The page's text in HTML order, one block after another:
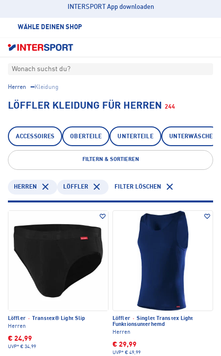
INTERSPORT App downloaden
WÄHLE DEINEN SHOP
Wonach suchst du?
Herren Kleidung
LÖFFLER KLEIDUNG FÜR HERREN 244
ACCESSOIRES OBERTEILE UNTERTEILE UNTERWÄSCHE
FILTERN & SORTIEREN
HERREN LÖFFLER FILTER LÖSCHEN
Löffler ·
Transtex® Light Slip
Herren
€ 24,99
UVP* € 34,99
Löffler · Singlet Transtex Light
Funktionsunterhemd
Herren
€ 29,99
UVP* € 49,99